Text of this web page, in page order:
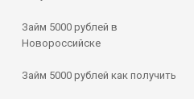
Займ 5000 рублей в
Новороссийске
Займ 5000 рублей как получить